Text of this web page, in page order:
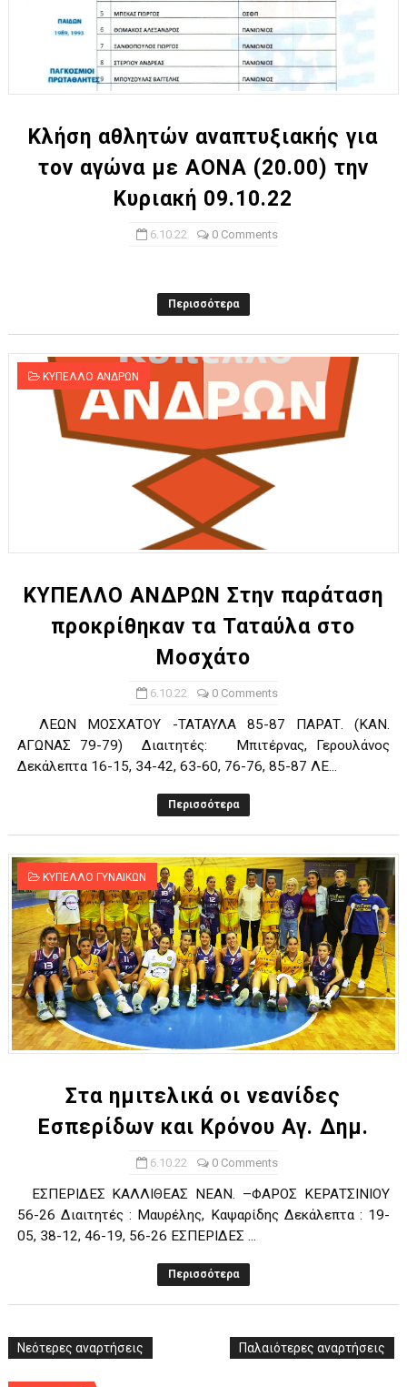
Κλήση αθλητών αναπτυξιακής για
τον αγώνα με ΑΟΝΑ (20.00) την
Κυριακή 09.10.22
6.10.22 0 Comments
Περισσότερα
ΚΥΠΕΛΛΟ ΑΝΔΡΩΝ
ΚΥΠΕΛΛΟ ΑΝΔΡΩΝ Στην παράταση
προκρίθηκαν τα Ταταύλα στο
Μοσχάτο
6.10.22 0 Comments
ΛΕΩΝ ΜΟΣΧΑΤΟΥ -ΤΑΤΑΥΛΑ 85-87 ΠΑΡΑΤ. (ΚΑΝ.
ΑΓΩΝΑΣ 79-79) Διαιτητές: Μπιτέρνας, Γερουλάνος
Δεκάλεπτα 16-15, 34-42, 63-60, 76-76, 85-87 ΛΕ...
Περισσότερα
ΚΥΠΕΛΛΟ ΓΥΝΑΙΚΩΝ
Στα ημιτελικά οι νεανίδες
Εσπερίδων και Κρόνου Αγ. Δημ.
6.10.22 0 Comments
ΕΣΠΕΡΙΔΕΣ ΚΑΛΛΙΘΕΑΣ ΝΕΑΝ. –ΦΑΡΟΣ ΚΕΡΑΤΣΙΝΙΟΥ
56-26 Διαιτητές : Μαυρέλης, Καψαρίδης Δεκάλεπτα : 19-
05, 38-12, 46-19, 56-26 ΕΣΠΕΡΙΔΕΣ ...
Περισσότερα
Νεότερες αναρτήσεις Παλαιότερες αναρτήσεις